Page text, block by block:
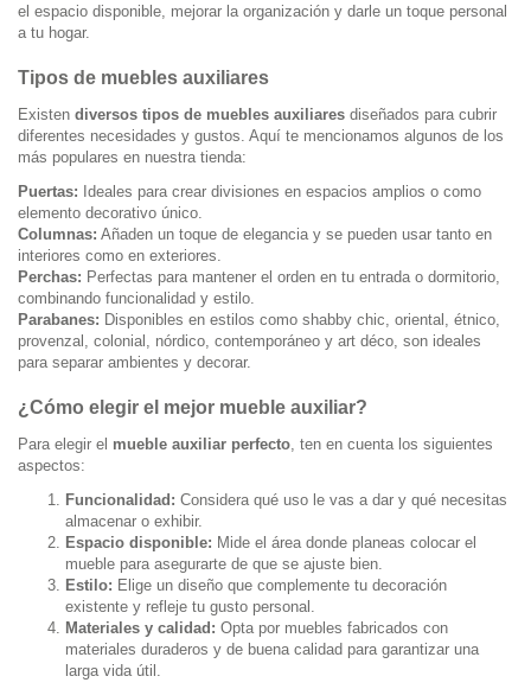
el espacio disponible, mejorar la organización y darle un toque personal
a tu hogar.
Tipos de muebles auxiliares
Existen diversos tipos de muebles auxiliares diseñados para cubrir
diferentes necesidades y gustos. Aquí te mencionamos algunos de los
más populares en nuestra tienda:
Puertas: Ideales para crear divisiones en espacios amplios o como
elemento decorativo único.
Columnas: Añaden un toque de elegancia y se pueden usar tanto en
interiores como en exteriores.
Perchas: Perfectas para mantener el orden en tu entrada o dormitorio,
combinando funcionalidad y estilo.
Parabanes: Disponibles en estilos como shabby chic, oriental, étnico,
provenzal, colonial, nórdico, contemporáneo y art déco, son ideales
para separar ambientes y decorar.
¿Cómo elegir el mejor mueble auxiliar?
Para elegir el mueble auxiliar perfecto, ten en cuenta los siguientes
aspectos:
Funcionalidad: Considera qué uso le vas a dar y qué necesitas
almacenar o exhibir.
Espacio disponible: Mide el área donde planeas colocar el
mueble para asegurarte de que se ajuste bien.
Estilo: Elige un diseño que complemente tu decoración
existente y refleje tu gusto personal.
Materiales y calidad: Opta por muebles fabricados con
materiales duraderos y de buena calidad para garantizar una
larga vida útil.